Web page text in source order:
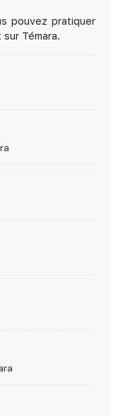
pouvez pratiquer
Témara.